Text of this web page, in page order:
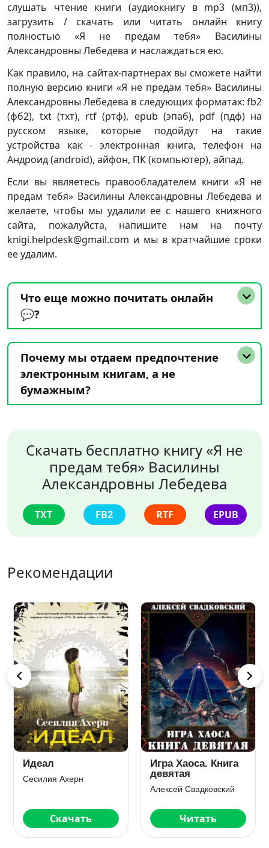
слушать чтение книги (аудиокнигу в mp3 (мп3)),
загрузить / скачать или читать онлайн книгу
полностью «Я не предам тебя» Василины
Александровны Лебедева и наслаждаться ею.
Как правило, на сайтах-партнерах вы сможете найти
полную версию книги «Я не предам тебя» Василины
Александровны Лебедева в следующих форматах: fb2
(фб2), txt (тхт), rtf (ртф), epub (эпаб), pdf (пдф) на
русском языке, которые подойдут на такие
устройства как - электронная книга, телефон на
Андроид (android), айфон, ПК (компьютер), айпад.
Если вы являетесь правообладателем книги «Я не
предам тебя» Василины Александровны Лебедева и
желаете, чтобы мы удалили ее с нашего книжного
сайта, пожалуйста, напишите нам на почту
knigi.helpdesk@gmail.com и мы в кратчайшие сроки
ее удалим.
Что еще можно почитать онлайн
💬?
Почему мы отдаем предпочтение
электронным книгам, а не
бумажным?
Скачать бесплатно книгу «Я не
предам тебя» Василины
Александровны Лебедева
TXT FB2 RTF EPUB
Рекомендации
Академия
мертвых душ
Скачать
Ведьме в космосе
не место
Анна Бруша
Скачать